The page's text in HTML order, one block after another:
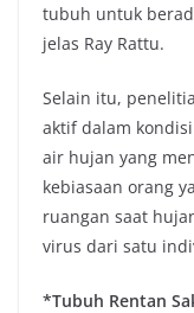
tubuh untuk
jelas Ray Rattu.
Selain itu,
aktif dalam
air hujan yang
kebiasaan orang
ruangan saat
virus dari satu
*Tubuh Rentan